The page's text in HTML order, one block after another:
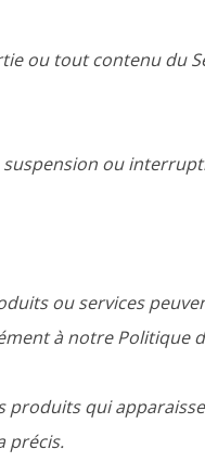
ou tout contenu du
ou
ou services
à notre Politique
produits qui
précis.